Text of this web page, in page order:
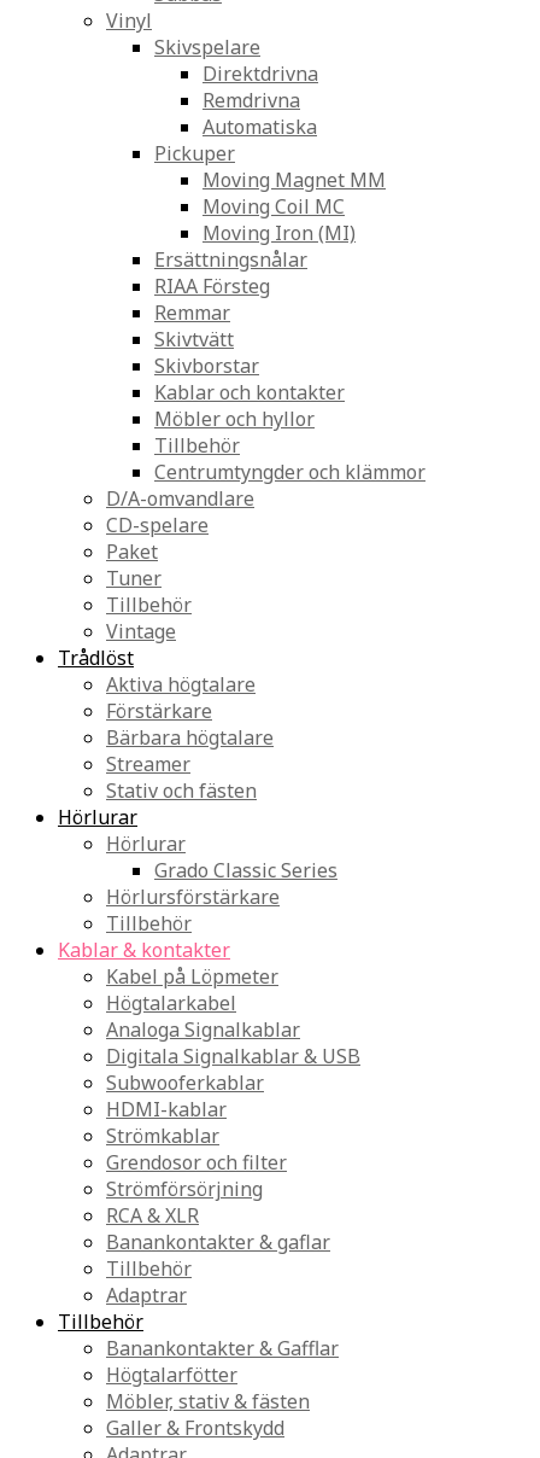
Vinyl
Skivspelare
Direktdrivna
Remdrivna
Automatiska
Pickuper
Moving Magnet MM
Moving Coil MC
Moving Iron (MI)
Ersättningsnålar
RIAA Försteg
Remmar
Skivtvätt
Skivborstar
Kablar och kontakter
Möbler och hyllor
Tillbehör
Centrumtyngder och klämmor
D/A-omvandlare
CD-spelare
Paket
Tuner
Tillbehör
Vintage
Trådlöst
Aktiva högtalare
Förstärkare
Bärbara högtalare
Streamer
Stativ och fästen
Hörlurar
Hörlurar
Grado Classic Series
Hörlursförstärkare
Tillbehör
Kablar & kontakter
Kabel på Löpmeter
Högtalarkabel
Analoga Signalkablar
Digitala Signalkablar & USB
Subwooferkablar
HDMI-kablar
Strömkablar
Grendosor och filter
Strömförsörjning
RCA & XLR
Banankontakter & gaflar
Tillbehör
Adaptrar
Tillbehör
Banankontakter & Gafflar
Högtalarfötter
Möbler, stativ & fästen
Galler & Frontskydd